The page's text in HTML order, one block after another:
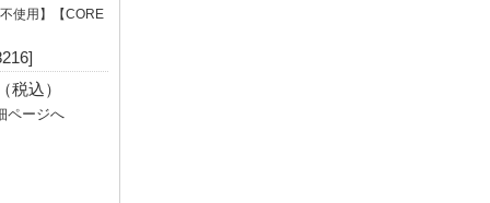
不使用】【CORE
税込）
ページへ